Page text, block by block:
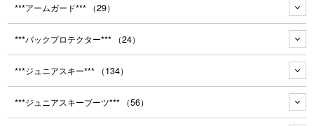
***アームガード*** （29）
***バックプロテクター*** （24）
***ジュニアスキー*** （134）
***ジュニアスキーブーツ*** （56）